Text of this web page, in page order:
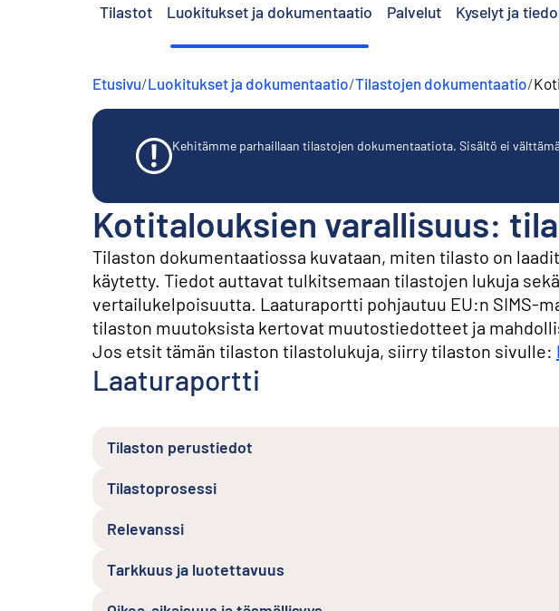
Tilastot Luokitukset ja dokumentaatio Palvelut Kyselyt ja
Etusivu/Luokitukset ja dokumentaatio/Tilastojen dokumentaatio/
Kehitämme parhaillaan tilastojen dokumentaatiota. Sisältö ei
Kotitalouksien varallisuus:
Tilaston dokumentaatiossa kuvataan, miten tilasto on
käytetty. Tiedot auttavat tulkitsemaan tilastojen lukuja
vertailukelpoisuutta. Laaturaportti pohjautuu EU:n SIMS-
tilaston muutoksista kertovat muutostiedotteet ja
Jos etsit tämän tilaston tilastolukuja, siirry tilaston sivulle:
Laaturaportti
Tilaston perustiedot
Tilastoprosessi
Relevanssi
Tarkkuus ja luotettavuus